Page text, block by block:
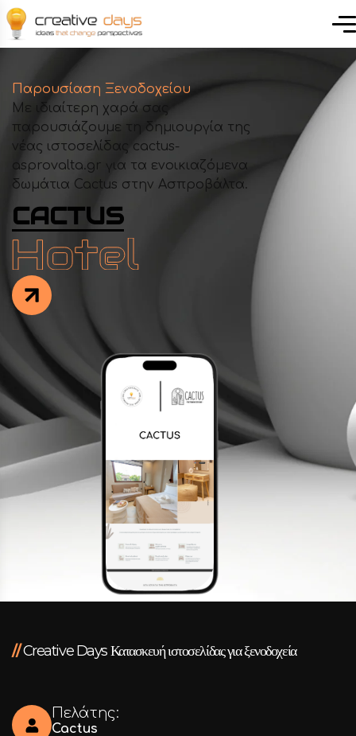
Παρουσίαση Ξενοδοχείου
Με ιδιαίτερη χαρά σας
παρουσιάζουμε τη δημιουργία της
νέας ιστοσελίδας cactus-
asprovalta.gr για τα ενοικιαζόμενα
δωμάτια Cactus στην Ασπροβάλτα.
CACTUS
//Creative Days Κατασκευή ιστοσελίδας για ξενοδοχεία
Πελάτης:
Cactus
Facebook
Instagram
LinkedIn
info@creativedays.gr
Ι.ΤΣΑΛΟΥΧΊΔΗ 16-20, ΘΕΣΣΑΛΟΝΊΚΗ 54248